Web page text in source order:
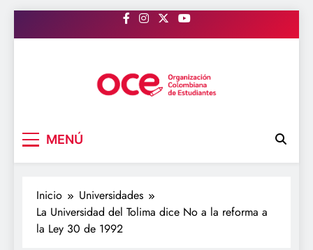
al
MENÚ
Inicio
Universidades
La Universidad del Tolima dice No a la reforma a
la Ley 30 de 1992